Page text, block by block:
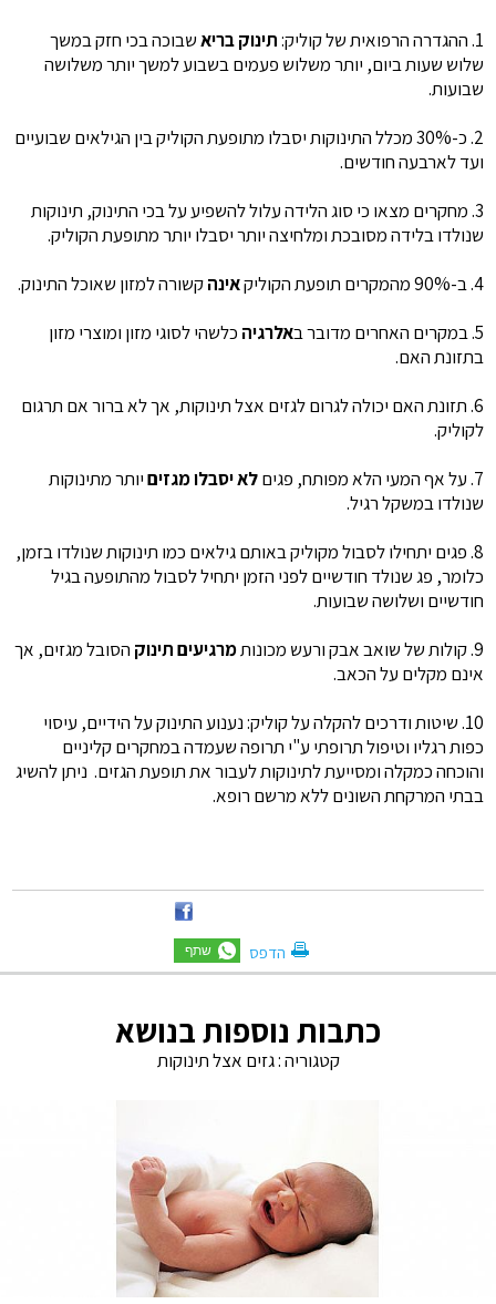
1. ההגדרה הרפואית של קוליק: תינוק בריאשבוכה בכי חזק במשך
שלוש שעות ביום, יותר משלוש פעמים בשבוע למשך יותר משלושה
שבועות.
2. כ-30% מכלל התינוקות יסבלו מתופעת הקוליק בין הגילאים שבועיים
ועד לארבעה חודשים.
3. מחקרים מצאו כי סוג הלידה עלול להשפיע על בכי התינוק, תינוקות
שנולדו בלידה מסובכת ומלחיצה יותר יסבלו יותר מתופעת הקוליק.
4. ב-90% מהמקרים תופעת הקוליק
אינהקשורה למזון שאוכל התינוק.
5. במקרים האחרים מדובר ב
אלרגיה כלשהי לסוגי מזון ומוצרי מזון
בתזונת האם.
6. תזונת האם יכולה לגרום לגזים אצל תינוקות, אך לא ברור אם תרגום
לקוליק.
7. על אף המעי הלא מפותח, פגים
לא יסבלו מגזיםיותר מתינוקות
שנולדו במשקל רגיל.
8. פגים יתחילו לסבול מקוליק באותם גילאים כמו תינוקות שנולדו בזמן,
כלומר, פג שנולד חודשיים לפני הזמן יתחיל לסבול מהתופעה בגיל
חודשיים ושלושה שבועות.
9. קולות של שואב אבק ורעש מכונות
מרגיעים תינוק הסובל מגזים, אך
אינם מקלים על הכאב.
10. שיטות ודרכים להקלה על קוליק: נענוע התינוק על הידיים, עיסוי
כפות רגליו וטיפול תרופתי ע"י תרופה שעמדה במחקרים קליניים
והוכחה כמקלה ומסייעת לתינוקות לעבור את תופעת הגזים. ניתן להשיג
בבתי המרקחת השונים ללא מרשם רופא.
הדפס
כתבות נוספות בנושא
קטגוריה :גזים אצל תינוקות